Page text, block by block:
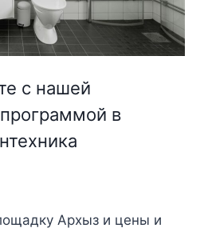
с нашей
в
Архыз и цены и